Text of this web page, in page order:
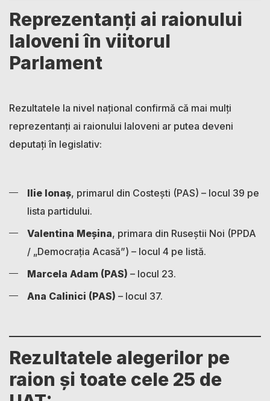
Reprezentanți ai raionului
Ialoveni în viitorul
Parlament
Rezultatele la nivel național confirmă că mai mulți
reprezentanți ai raionului Ialoveni ar putea deveni
deputați în legislativ:
Ilie Ionaș, primarul din Costești (PAS) – locul 39 pe
lista partidului.
Valentina Meșina, primara din Ruseștii Noi (PPDA
/ „Democrația Acasă”) – locul 4 pe listă.
Marcela Adam (PAS) – locul 23.
Ana Calinici (PAS) – locul 37.
Rezultatele alegerilor pe
raion și toate cele 25 de